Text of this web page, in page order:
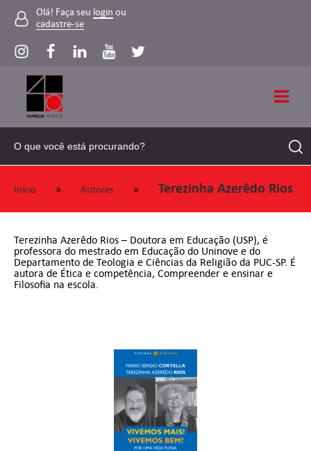
Olá! Faça seu login ou
cadastre-se
Início » Autores » Terezinha Azerêdo Rios
Terezinha Azerêdo Rios – Doutora em Educação (USP), é
professora do mestrado em Educação do Uninove e do
Departamento de Teologia e Ciências da Religião da PUC-SP. É
autora de Ética e competência, Compreender e ensinar e
Filosofia na escola.